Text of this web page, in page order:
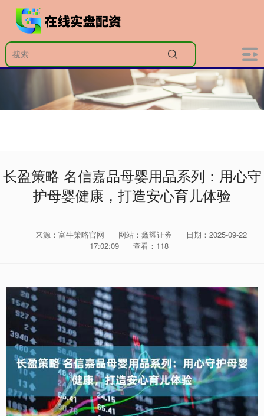
长盈策略 名信嘉品母婴用品系列：用心守
护母婴健康，打造安心育儿体验
来源：富牛策略官网 网站：鑫耀证券
日期：2025-09-22
17:02:09
查看：118